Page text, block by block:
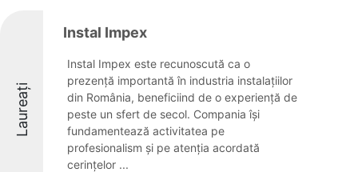
Laureați
Instal Impex
Instal Impex este recunoscută ca o
prezență importantă în industria instalațiilor
din România, beneficiind de o experiență de
peste un sfert de secol. Compania își
fundamentează activitatea pe
profesionalism și pe atenția acordată
cerințelor ...